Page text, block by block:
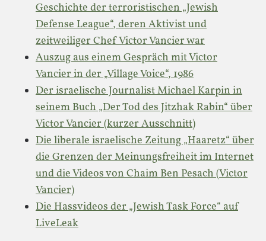
Geschichte der terroristischen „Jewish
Defense League“, deren Aktivist und
zeitweiliger Chef Victor Vancier war
Auszug aus einem Gespräch mit Victor
Vancier in der „Village Voice“, 1986
Der israelische Journalist Michael Karpin in
seinem Buch „Der Tod des Jitzhak Rabin“ über
Victor Vancier (kurzer Ausschnitt)
Die liberale israelische Zeitung „Haaretz“ über
die Grenzen der Meinungsfreiheit im Internet
und die Videos von Chaim Ben Pesach (Victor
Vancier)
Die Hassvideos der „Jewish Task Force“ auf
LiveLeak